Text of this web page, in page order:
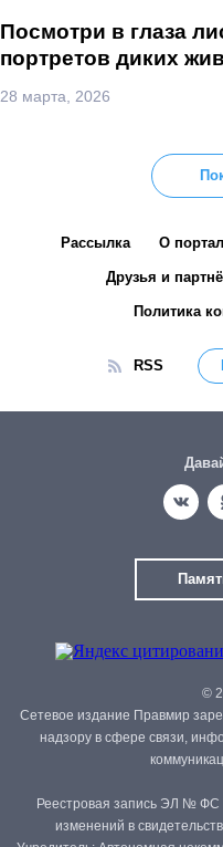
Посмотри в глаза
портретов диких
28 марта, 2026
Рассылка О
Друзья и
Политика
RSS
©
Сетевое издание Правмир
надзору в сфере связи,
Реестровая запись ЭЛ № ФС
изменений в